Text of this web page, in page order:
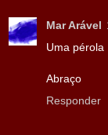
Mar Arável
Uma pérola
Abraço
Responder